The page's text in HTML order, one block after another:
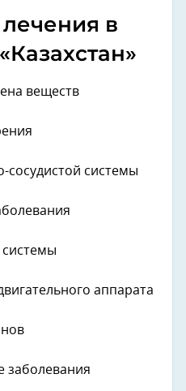
в
веществ
сосудистой системы
аппарата
заболевания